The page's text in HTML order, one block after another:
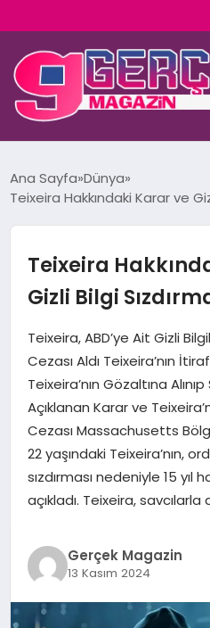
SPOR
TEKNOLOJI
Ana Sayfa Dünya
Teixeira Hakkındaki Karar ve
Teixeira
Gizli Bilgi
Teixeira, ABD’ye Ait Gizli
Cezası Aldı Teixeira’nın
Teixeira’nın Gözaltına
Açıklanan Karar ve
Cezası Massachusetts
22 yaşındaki Teixeira’nın,
sızdırması nedeniyle 15 yıl
açıkladı. Teixeira, savcılarla
Gerçek Magazin
13 Kasım 2024